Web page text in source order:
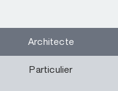
Architecte
Particulier